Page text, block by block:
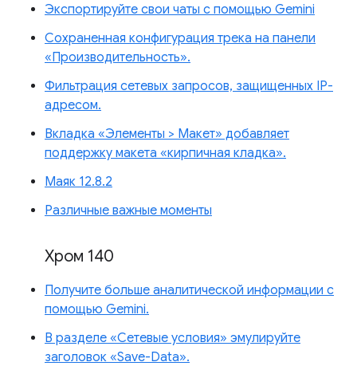
Экспортируйте свои чаты с помощью Gemini
Сохраненная конфигурация трека на панели
«Производительность».
Фильтрация сетевых запросов, защищенных IP-
адресом.
Вкладка «Элементы > Макет» добавляет
поддержку макета «кирпичная кладка».
Маяк 12.8.2
Различные важные моменты
Хром 140
Получите больше аналитической информации с
помощью Gemini.
В разделе «Сетевые условия» эмулируйте
заголовок «Save-Data».